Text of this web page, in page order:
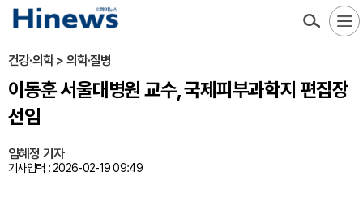
건강·의학 > 의학·질병
이동훈 서울대병원 교수, 국제피부과학지 편집장
선임
임혜정 기자
기사입력 : 2026-02-19 09:49